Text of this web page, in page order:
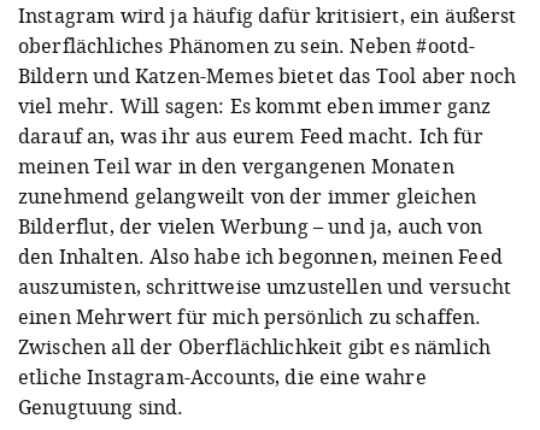
Instagram wird ja häufig dafür kritisiert, ein äußerst
oberflächliches Phänomen zu sein. Neben #ootd-
Bildern und Katzen-Memes bietet das Tool aber noch
viel mehr. Will sagen: Es kommt eben immer ganz
darauf an, was ihr aus eurem Feed macht. Ich für
meinen Teil war in den vergangenen Monaten
zunehmend gelangweilt von der immer gleichen
Bilderflut, der vielen Werbung – und ja, auch von
den Inhalten. Also habe ich begonnen, meinen Feed
auszumisten, schrittweise umzustellen und versucht
einen Mehrwert für mich persönlich zu schaffen.
Zwischen all der Oberflächlichkeit gibt es nämlich
etliche Instagram-Accounts, die eine wahre
Genugtuung sind.